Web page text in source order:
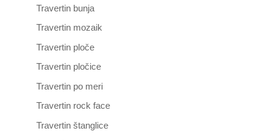
Travertin bunja
Travertin mozaik
Travertin ploče
Travertin pločice
Travertin po meri
Travertin rock face
Travertin štanglice